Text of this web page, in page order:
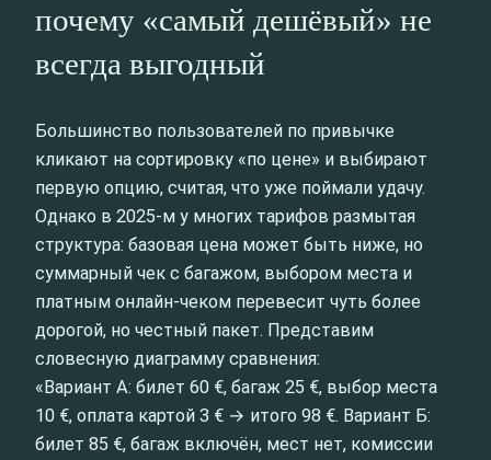
почему «самый дешёвый» не
всегда выгодный
Большинство пользователей по привычке
кликают на сортировку «по цене» и выбирают
первую опцию, считая, что уже поймали удачу.
Однако в 2025‑м у многих тарифов размытая
структура: базовая цена может быть ниже, но
суммарный чек с багажом, выбором места и
платным онлайн-чеком перевесит чуть более
дорогой, но честный пакет. Представим
словесную диаграмму сравнения:
«Вариант А: билет 60 €, багаж 25 €, выбор места
10 €, оплата картой 3 € → итого 98 €. Вариант Б:
билет 85 €, багаж включён, мест нет, комиссии